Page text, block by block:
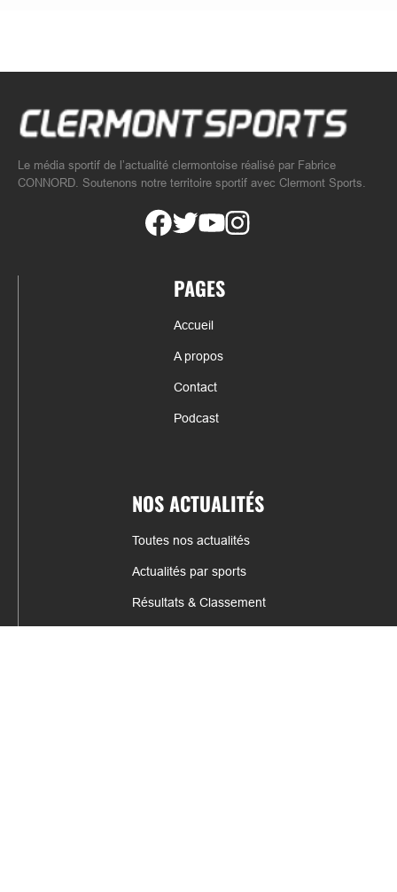
Le média sportif de l’actualité clermontoise réalisé par Fabrice
CONNORD. Soutenons notre territoire sportif avec Clermont Sports.
PAGES
Accueil
A propos
Contact
Podcast
NOS ACTUALITÉS
Toutes nos actualités
Actualités par sports
Résultats & Classement